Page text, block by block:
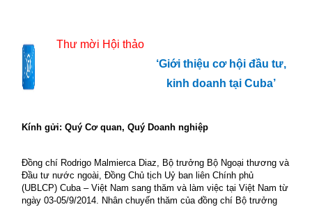
Thư mời Hội thảo
‘Giới thiệu cơ hội đầu tư,
kinh doanh tại Cuba’
Kính gửi: Quý Cơ quan, Quý Doanh nghiệp
Đồng chí Rodrigo Malmierca Diaz, Bộ trưởng Bộ Ngoại thương và
Đầu tư nước ngoài, Đồng Chủ tịch Uỷ ban liên Chính phủ
(UBLCP) Cuba – Việt Nam sang thăm và làm việc tại Việt Nam từ
ngày 03-05/9/2014. Nhân chuyến thăm của đồng chí Bộ trưởng